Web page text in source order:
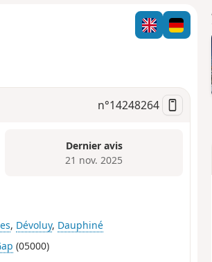
n°14248264
Dernier avis
21 nov. 2025
, Dévoluy, Dauphiné
(05000)